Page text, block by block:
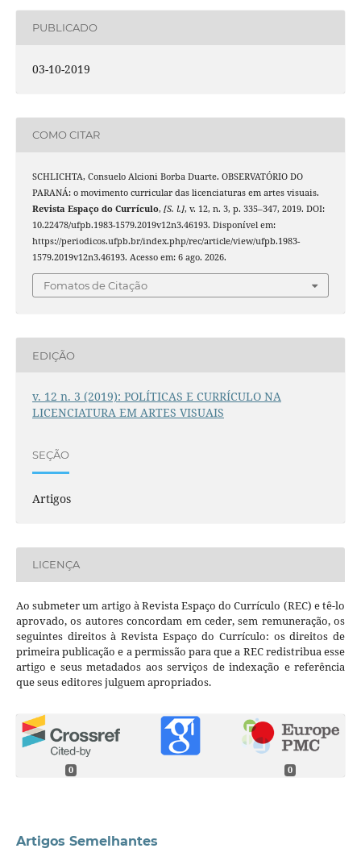
PUBLICADO
03-10-2019
COMO CITAR
SCHLICHTA, Consuelo Alcioni Borba Duarte. OBSERVATÓRIO DO
PARANÁ: o movimento curricular das licenciaturas em artes visuais.
Revista Espaço do Currículo, [S. l.], v. 12, n. 3, p. 335–347, 2019. DOI:
10.22478/ufpb.1983-1579.2019v12n3.46193. Disponível em:
https://periodicos.ufpb.br/index.php/rec/article/view/ufpb.1983-
1579.2019v12n3.46193. Acesso em: 6 ago. 2026.
Fomatos de Citação
EDIÇÃO
v. 12 n. 3 (2019): POLÍTICAS E CURRÍCULO NA
LICENCIATURA EM ARTES VISUAIS
SEÇÃO
Artigos
LICENÇA
Ao submeter um artigo à Revista Espaço do Currículo (REC) e tê-lo
aprovado, os autores concordam em ceder, sem remuneração, os
seguintes direitos à Revista Espaço do Currículo: os direitos de
primeira publicação e a permissão para que a REC redistribua esse
artigo e seus metadados aos serviços de indexação e referência
que seus editores julguem apropriados.
0 0
Artigos Semelhantes